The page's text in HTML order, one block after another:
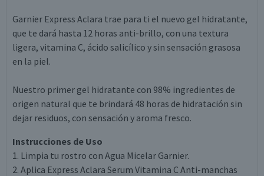
Garnier Express Aclara trae para ti el nuevo gel hidratante,
que te dará hasta 12 horas anti-brillo, con una textura
ligera, vitamina C, ácido salicílico y sin sensación grasosa
en la piel.
Nuestro primer gel hidratante con 98% ingredientes de
origen natural que te brindará 48 horas de hidratación sin
dejar residuos, con sensación y aroma fresco.
Instrucciones de Uso
1. Limpia tu rostro con Agua Micelar Garnier.
2. Aplica Express Aclara Serum Vitamina C Anti-manchas